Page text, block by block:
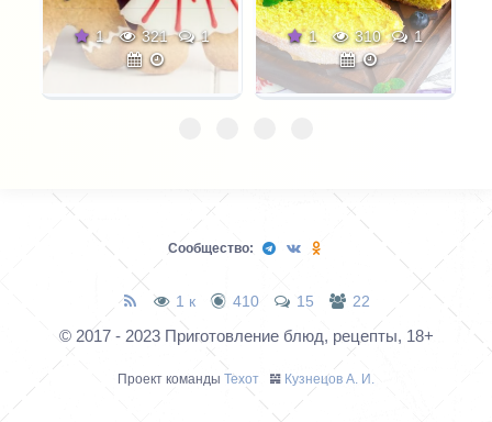
1 310 1 1 294 1
Сообщество:
1 к 410 15 22
© 2017 - 2023 Приготовление блюд, рецепты, 18+
Проект команды Техот 𝌴 Кузнецов А. И.